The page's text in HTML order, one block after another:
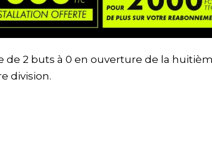
de 2 buts à 0 en ouverture de la
division.